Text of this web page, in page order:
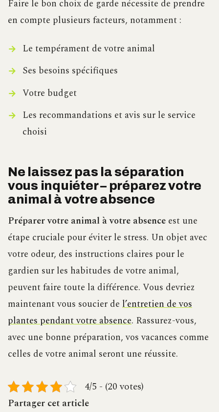
Faire le bon choix de garde nécessite de prendre
en compte plusieurs facteurs, notamment :
Le tempérament de votre animal
Ses besoins spécifiques
Votre budget
Les recommandations et avis sur le service
choisi
Ne laissez pas la séparation
vous inquiéter – préparez votre
animal à votre absence
Préparer votre animal à votre absence est une
étape cruciale pour éviter le stress. Un objet avec
votre odeur, des instructions claires pour le
gardien sur les habitudes de votre animal,
peuvent faire toute la différence. Vous devriez
maintenant vous soucier de l’entretien de vos
plantes pendant votre absence. Rassurez-vous,
avec une bonne préparation, vos vacances comme
celles de votre animal seront une réussite.
4/5 - (20 votes)
Partager cet article